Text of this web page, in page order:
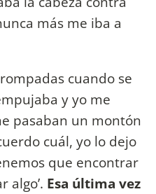
más me iba a
cuando se
y yo me
pasaban un montón
cuál, yo lo dejo
que encontrar
algo’. Esa última vez